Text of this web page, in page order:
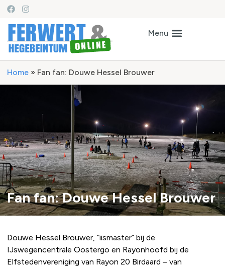
Home » Fan fan: Douwe Hessel Brouwer
Fan fan: Douwe Hessel Brouwer
Douwe Hessel Brouwer, “iismaster” bij de
IJswegencentrale Oostergo en Rayonhoofd bij de
Elfstedenvereniging van Rayon 20 Birdaard – van